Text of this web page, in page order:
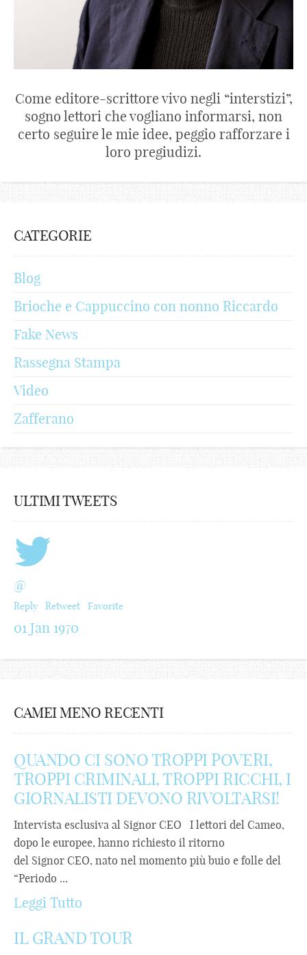
Come editore-scrittore vivo negli “interstizi”,
sogno lettori che vogliano informarsi, non
certo seguire le mie idee, peggio rafforzare i
loro pregiudizi.
CATEGORIE
Blog
Brioche e Cappuccino con nonno Riccardo
Fake News
Rassegna Stampa
Video
Zafferano
ULTIMI TWEETS
@
Reply Retweet Favorite
01 Jan 1970
CAMEI MENO RECENTI
QUANDO CI SONO TROPPI POVERI,
TROPPI CRIMINALI, TROPPI RICCHI, I
GIORNALISTI DEVONO RIVOLTARSI!
Intervista esclusiva al Signor CEO I lettori del Cameo,
dopo le europee, hanno richiesto il ritorno
del Signor CEO, nato nel momento più buio e folle del
“Periodo ...
Leggi Tutto
IL GRAND TOUR